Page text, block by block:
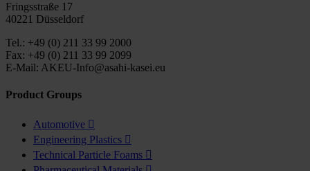
Fringsstraße 17
40221 Düsseldorf
Tel.: +49 (0) 211 33 99 2000
Fax: +49 (0) 211 33 99 2099
E-Mail: AKEU-Info@asahi-kasei.eu
Product Groups
Automotive 
Engineering Plastics 
Technical Particle Foams 